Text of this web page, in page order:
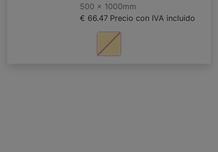
500 x 1000mm
€ 66.47 Precio con IVA incluido